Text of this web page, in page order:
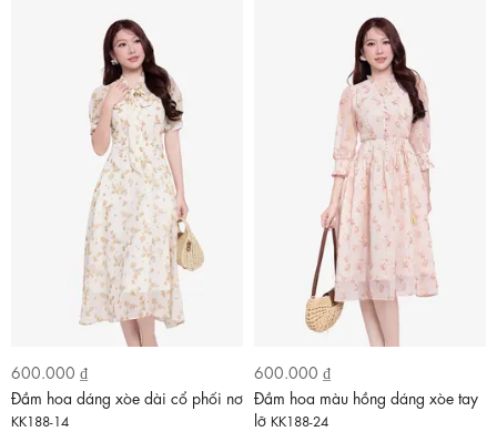
600.000 ₫
Đầm hoa dáng xòe dài cổ phối nơ
KK188-14
600.000 ₫
Đầm hoa màu hồng dáng xòe tay
lỡ KK188-24